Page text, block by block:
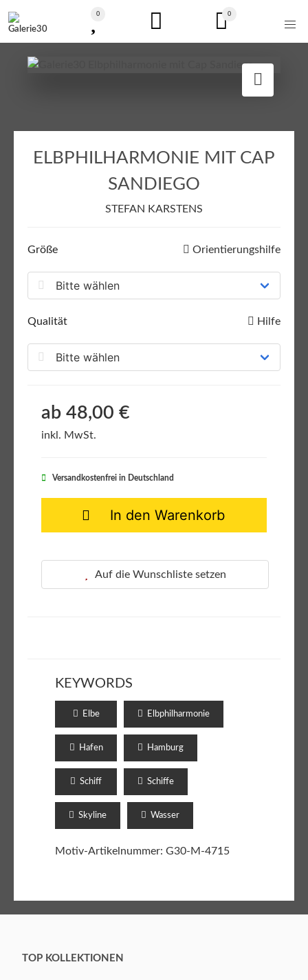
0 0
ELBPHILHARMONIE MIT CAP
SANDIEGO
STEFAN KARSTENS
Größe Orientierungshilfe
Qualität Hilfe
ab 48,00 €
inkl. MwSt.
Versandkostenfrei in Deutschland
In den Warenkorb
Auf die Wunschliste setzen
KEYWORDS
Elbe Elbphilharmonie
Hafen Hamburg
Schiff Schiffe
Skyline Wasser
Motiv-Artikelnummer: G30-M-4715
TOP KOLLEKTIONEN